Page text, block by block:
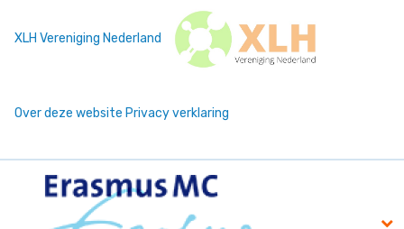
XLH Vereniging Nederland
Over deze website Privacy verklaring